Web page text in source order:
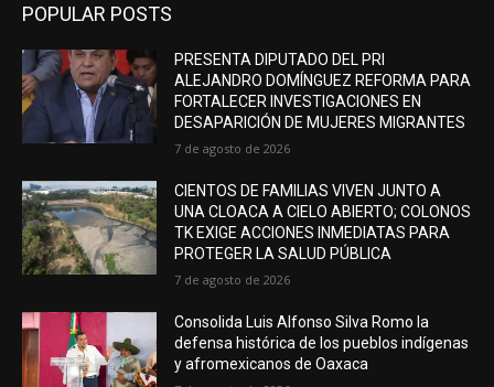
POPULAR POSTS
PRESENTA DIPUTADO DEL PRI
ALEJANDRO DOMÍNGUEZ REFORMA PARA
FORTALECER INVESTIGACIONES EN
DESAPARICIÓN DE MUJERES MIGRANTES
7 de agosto de 2026
CIENTOS DE FAMILIAS VIVEN JUNTO A
UNA CLOACA A CIELO ABIERTO; COLONOS
TK EXIGE ACCIONES INMEDIATAS PARA
PROTEGER LA SALUD PÚBLICA
7 de agosto de 2026
Consolida Luis Alfonso Silva Romo la
defensa histórica de los pueblos indígenas
y afromexicanos de Oaxaca